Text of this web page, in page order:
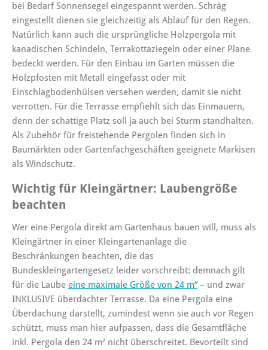
bei Bedarf Sonnensegel eingespannt werden. Schräg
eingestellt dienen sie gleichzeitig als Ablauf für den Regen.
Natürlich kann auch die ursprüngliche Holzpergola mit
kanadischen Schindeln, Terrakottaziegeln oder einer Plane
bedeckt werden. Für den Einbau im Garten müssen die
Holzpfosten mit Metall eingefasst oder mit
Einschlagbodenhülsen versehen werden, damit sie nicht
verrotten. Für die Terrasse empfiehlt sich das Einmauern,
denn der schattige Platz soll ja auch bei Sturm standhalten.
Als Zubehör für freistehende Pergolen finden sich in
Baumärkten oder Gartenfachgeschäften geeignete Markisen
als Windschutz.
Wichtig für Kleingärtner: Laubengröße
beachten
Wer eine Pergola direkt am Gartenhaus bauen will, muss als
Kleingärtner in einer Kleingartenanlage die
Beschränkungen beachten, die das
Bundeskleingartengesetz leider vorschreibt: demnach gilt
für die Laube eine maximale Größe von 24 m“– und zwar
INKLUSIVE überdachter Terrasse. Da eine Pergola eine
Überdachung darstellt, zumindest wenn sie auch vor Regen
schützt, muss man hier aufpassen, dass die Gesamtfläche
inkl. Pergola den 24 m² nicht überschreitet. Bevorteilt sind